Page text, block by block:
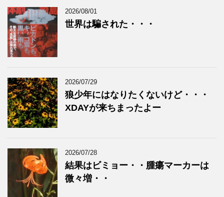
2026/08/01
世界は騙された・・・
2026/07/29
狼少年にはなりたくないけど・・・
XDAYが来ちまったよー
2026/07/28
結果はビミョー・・腫瘍マーカーは
微々増・・